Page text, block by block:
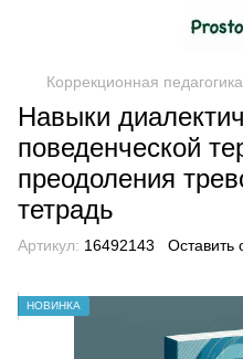
Коррекционная педагогика
Навыки
поведенческой
преодоления
тетрадь
Артикул: 16492143 Оставить
НОВИНКА